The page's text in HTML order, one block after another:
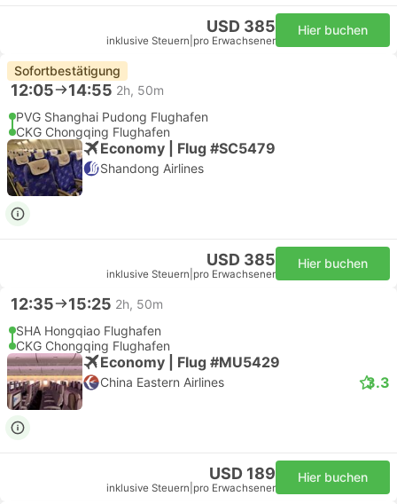
USD 385
inklusive Steuern pro Erwachsener
Hier buchen
Sofortbestätigung
12:05 14:55 2h, 50m
PVG Shanghai Pudong Flughafen
CKG Chongqing Flughafen
Economy | Flug #SC5479
Shandong Airlines
USD 385
inklusive Steuern pro Erwachsener
Hier buchen
12:35 15:25 2h, 50m
SHA Hongqiao Flughafen
CKG Chongqing Flughafen
Economy | Flug #MU5429
China Eastern Airlines 3.3
USD 189
inklusive Steuern pro Erwachsener
Hier buchen